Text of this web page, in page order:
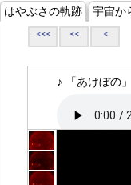
はやぶさの軌跡 宇宙か
<<< << <
♪ 「あけぼの」